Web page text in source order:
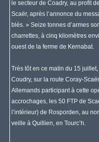
le secteur de Coadry, au profit
Scaër, après l’annonce du
blés. » Seize tonnes d’armes
charrettes, à cinq kilomètres
ouest de la ferme de Kernabat.
Très tôt en ce matin du 15
Coudry, sur la route Coray-
Allemands participant à cette
accrochages, les 50 FTP de
l’intérieur) de Rosporden, au
veille à Quillien, en Tourc’h.